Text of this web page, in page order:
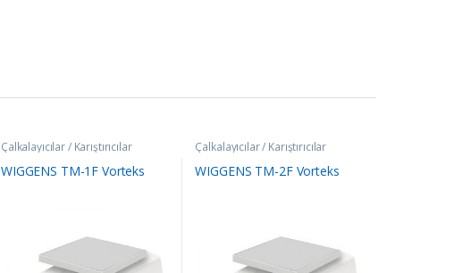
Çalkalayıcılar / Karıştırıcılar
WIGGENS TM-1F Vorteks
Çalkalayıcılar / Karıştırıcılar
WIGGENS TM-2F Vorteks